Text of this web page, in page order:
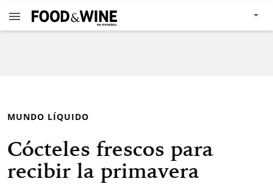
MUNDO LÍQUIDO
Cócteles frescos para
recibir la primavera